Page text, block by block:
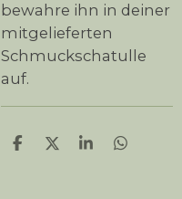
bewahre ihn in deiner
mitgelieferten
Schmuckschatulle
auf.
T
T
T
T